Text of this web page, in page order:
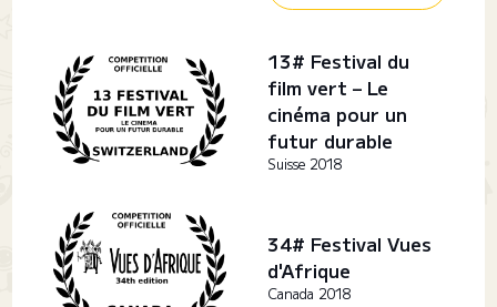
13# Festival du
film vert – Le
cinéma pour un
futur durable
Suisse 2018
34# Festival Vues
d'Afrique
Canada 2018